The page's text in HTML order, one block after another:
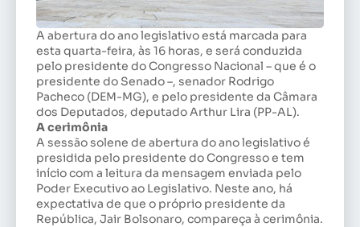
A abertura do ano legislativo está marcada para
esta quarta-feira, às 16 horas, e será conduzida
pelo presidente do Congresso Nacional – que é o
presidente do Senado –, senador Rodrigo
Pacheco (DEM-MG), e pelo presidente da Câmara
dos Deputados, deputado Arthur Lira (PP-AL).
A cerimônia
A sessão solene de abertura do ano legislativo é
presidida pelo presidente do Congresso e tem
início com a leitura da mensagem enviada pelo
Poder Executivo ao Legislativo. Neste ano, há
expectativa de que o próprio presidente da
República, Jair Bolsonaro, compareça à cerimônia.